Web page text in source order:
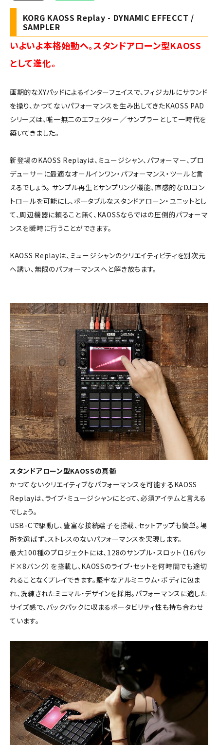
KORG KAOSS Replay - DYNAMIC EFFECCT /
SAMPLER
いよいよ本格始動へ。スタンドアローン型KAOSS
として進化。
画期的なXYパッドによるインターフェイスで、フィジカルにサウンド
を操り、かつてないパフォーマンスを生み出してきたKAOSS PAD
シリーズは、唯一無二のエフェクター／サンプラーとして一時代を
築いてきました。
新登場のKAOSS Replayは、ミュージシャン、パフォーマー、プロ
デューサーに最適なオールインワン・パフォーマンス・ツールと言
えるでしょう。 サンプル再生とサンプリング機能、直感的なDJコン
トロールを可能にし、ポータブルなスタンドアローン・ユニットとし
て、周辺機器に頼ること無く、KAOSSならではの圧倒的パフォーマ
ンスを瞬時に行うことができます。
KAOSS Replayは、ミュージシャンのクリエイティビティを別次元
へ誘い、無限のパフォーマンスへと解き放ちます。
スタンドアローン型KAOSSの真髄
かつてないクリエイティブなパフォーマンスを可能するKAOSS
Replayは、ライブ・ミュージシャンにとって、必須アイテムと言える
でしょう。
USB-Cで駆動し、豊富な接続端子を搭載、セットアップも簡単。場
所を選ばず、ストレスのないパフォーマンスを実現します。
最大100種のプロジェクトには、128のサンプル・スロット（16パッ
ド×8バンク）を搭載し、KAOSSのライブ・セットを何時間でも途切
れることなくプレイできます。堅牢なアルミニウム・ボディに包ま
れ、洗練されたミニマル・デザインを採用。パフォーマンスに適した
サイズ感で、バックパックに収まるポータビリティ性も持ち合わせ
ています。